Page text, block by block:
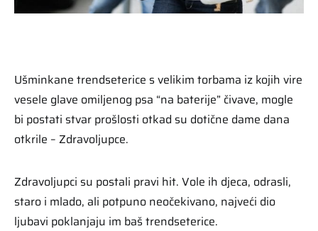
Ušminkane trendseterice s velikim torbama iz kojih vire
vesele glave omiljenog psa “na baterije” čivave, mogle
bi postati stvar prošlosti otkad su dotične dame dana
otkrile – Zdravoljupce.
Zdravoljupci su postali pravi hit. Vole ih djeca, odrasli,
staro i mlado, ali potpuno neočekivano, najveći dio
ljubavi poklanjaju im baš trendseterice.